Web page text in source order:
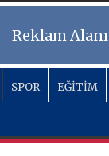
Reklam Alanı
SPOR EĞİTİM